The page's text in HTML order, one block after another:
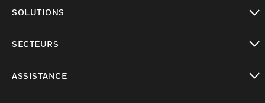
SOLUTIONS
SECTEURS
ASSISTANCE